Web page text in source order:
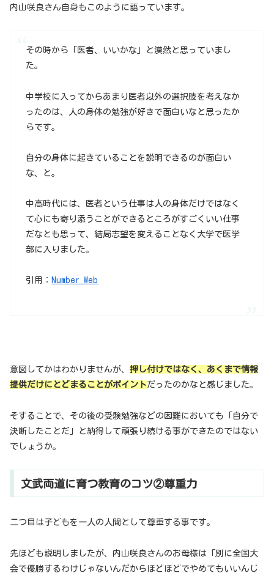
内山咲良さん自身もこのように語っています。
その時から「医者、いいかな」と漠然と思っていまし
た。
中学校に入ってからあまり医者以外の選択肢を考えなか
ったのは、人の身体の勉強が好きで面白いなと思ったか
らです。
自分の身体に起きていることを説明できるのが面白い
な、と。
中高時代には、医者という仕事は人の身体だけではなく
て心にも寄り添うことができるところがすごくいい仕事
だなとも思って、結局志望を変えることなく大学で医学
部に入りました。
引用： Number Web
意図してかはわかりませんが、 押し付けではなく、あくまで情報
提供だけにとどまることがポイントだったのかなと感じました。
そすることで、その後の受験勉強などの困難においても「自分で
決断したことだ」と納得して頑張り続ける事ができたのではない
でしょうか。
文武両道に育つ教育のコツ②尊重力
二つ目は子どもを一人の人間として尊重する事です。
先ほども説明しましたが、内山咲良さんのお母様は「別に全国大
会で優勝するわけじゃないんだからほどほどでやめてもいいんじ